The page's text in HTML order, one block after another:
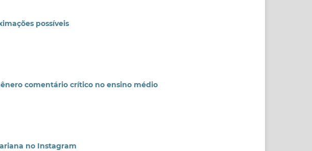
possíveis
comentário crítico no ensino médio
no Instagram